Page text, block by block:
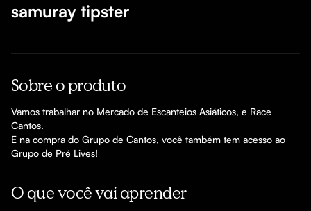
samuray tipster
Sobre o produto
Vamos trabalhar no Mercado de Escanteios Asiáticos, e Race
Cantos.
E na compra do Grupo de Cantos, você também tem acesso ao
Grupo de Pré Lives!
O que você vai aprender